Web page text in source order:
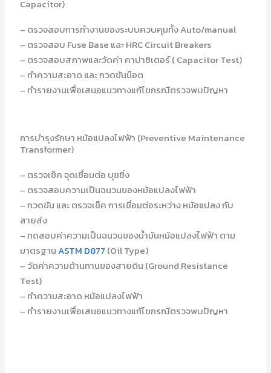
Capacitor)
– ตรวจสอบการทำงานของระบบควบคุมทั้ง Auto/manual
– ตรวจสอบ Fuse Base และ HRC Circuit Breakers
– ตรวจสอบสภาพและวัดค่า คาปาซิเตอร์ ( Capacitor Test)
– ทำความสะอาด และ กวดขันน๊อต
– ทำรายงานเพื่อเสนอแนวทางแก้ไขกรณีตรวจพบปัญหา
การบำรุงรักษา หม้อแปลงไฟฟ้า (Preventive Maintenance
Transformer)
– ตรวจเช็ค จุดเชื่อมต่อ บุชชิ่ง
– ตรวจสอบความเป็นฉนวนของหม้อแปลงไฟฟ้า
– กวดขัน และ ตรวจเช็ค การเชื่อมต่อระหว่าง หม้อแปลง กับ
สายส่ง
– ทดสอบค่าความเป็นฉนวนของน้ำมันหม้อแปลงไฟฟ้า ตาม
มาตรฐานASTM D877 (Oil Type)
– วัดค่าความต้านทานของสายดิน (Ground Resistance
Test)
– ทำความสะอาด หม้อแปลงไฟฟ้า
– ทำรายงานเพื่อเสนอแนวทางแก้ไขกรณีตรวจพบปัญหา